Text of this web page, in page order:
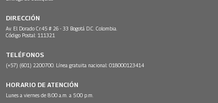
DIRECCIÓN
Av. El Dorado Cr.45 # 26 - 33 Bogotá D.C. Colombia.
Código Postal: 111321
TELÉFONOS
(+57) (601) 2200700. Línea gratuita nacional: 018000123414
HORARIO DE ATENCIÓN
Lunes a viernes de 8:00 a.m. a 5:00 p.m.